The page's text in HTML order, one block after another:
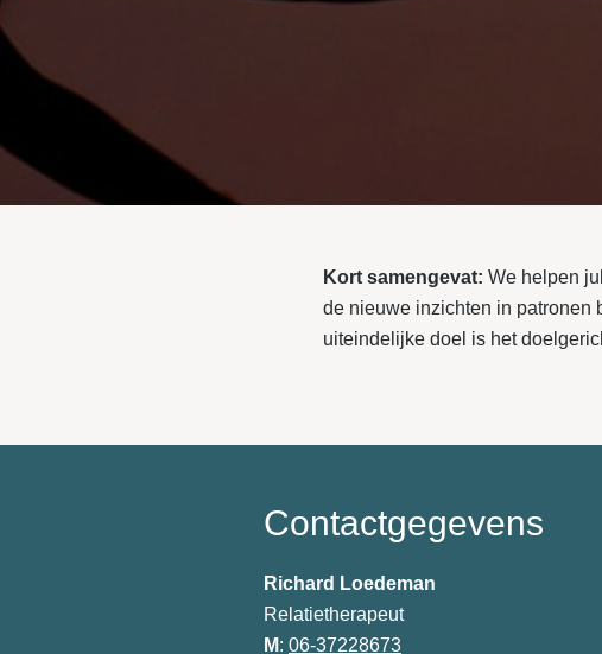
Kort samengevat: We helpen
de nieuwe inzichten in patronen
uiteindelijke doel is het
Contactgegevens
Richard Loedeman
Relatietherapeut
M: 06-37228673